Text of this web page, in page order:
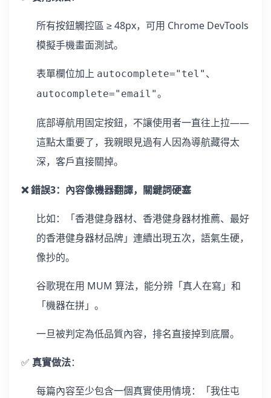
所有按鈕觸控區 ≥ 48px，可用 Chrome DevTools
模擬手機畫面測試。
表單欄位加上 autocomplete="tel" 、
autocomplete="email"。
底部導航用固定按鈕，不讓使用者一直往上拉——
這點太重要了，我親眼見過有人因為導航藏得太
深，客戶直接關掉。
❌ 錯誤3：內容像機器翻譯，關鍵詞硬塞
比如：「香港健身器材、香港健身器材推薦、最好
的香港健身器材品牌」連續出現五次，語氣生硬，
像抄的。
谷歌現在用 MUM 算法，能分辨「真人在寫」和
「機器在拼」。
一旦被判定為低品質內容，排名直接掉到底層。
✅ 真實做法：
每篇內容至少包含一個真實使用情境：「我住屯